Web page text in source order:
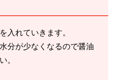
入れていきます。
分が少なくなるので醤油
。